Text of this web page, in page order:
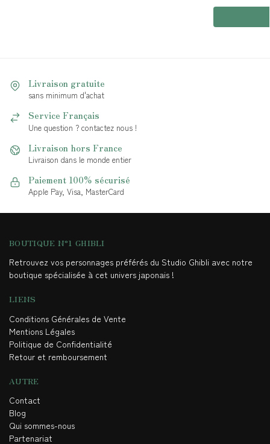
Livraison gratuite
sans minimum d'achat
Service Français
Une question ? contactez nous !
Livraison hors France
Livraison dans le monde entier
Paiement 100% sécurisé
Apple Pay, Visa, MasterCard
BOUTIQUE N°1 GHIBLI
Retrouvez vos personnages préférés du Studio Ghibli avec notre
boutique spécialisée à cet univers japonais !
LIENS
Conditions Générales de Vente
Mentions Légales
Politique de Confidentialité
Retour et remboursement
AUTRE
Contact
Blog
Qui sommes-nous
Partenariat